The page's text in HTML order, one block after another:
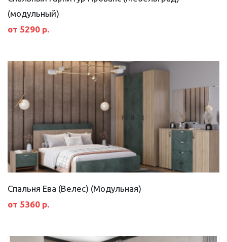
(модульный)
от 5290 р.
Спальня Ева (Велес) (Модульная)
от 5360 р.